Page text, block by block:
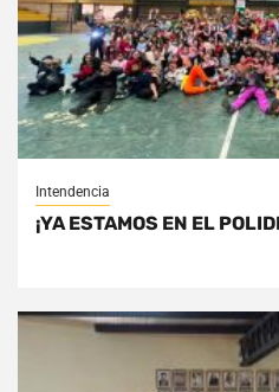
Intendencia
¡YA ESTAMOS EN EL